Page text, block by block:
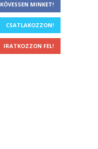
KÖVESSEN MINKET!
CSATLAKOZZON!
IRATKOZZON FEL!